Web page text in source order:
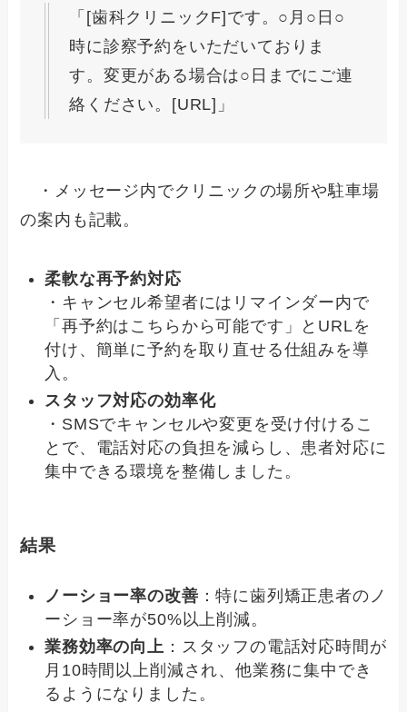
「[歯科クリニックF]です。○月○日○
時に診察予約をいただいておりま
す。変更がある場合は○日までにご連
絡ください。[URL]」
・メッセージ内でクリニックの場所や駐車場
の案内も記載。
柔軟な再予約対応
・キャンセル希望者にはリマインダー内で
「再予約はこちらから可能です」とURLを
付け、簡単に予約を取り直せる仕組みを導
入。
スタッフ対応の効率化
・SMSでキャンセルや変更を受け付けるこ
とで、電話対応の負担を減らし、患者対応に
集中できる環境を整備しました。
結果
ノーショー率の改善 ：特に歯列矯正患者のノ
ーショー率が50%以上削減。
業務効率の向上 ：スタッフの電話対応時間が
月10時間以上削減され、他業務に集中でき
るようになりました。